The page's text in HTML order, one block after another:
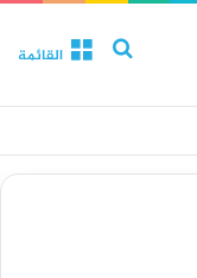
القائمةبحث عن